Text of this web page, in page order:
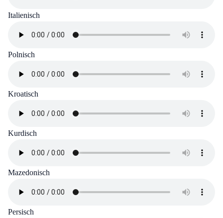
Italienisch
Polnisch
Kroatisch
Kurdisch
Mazedonisch
Persisch